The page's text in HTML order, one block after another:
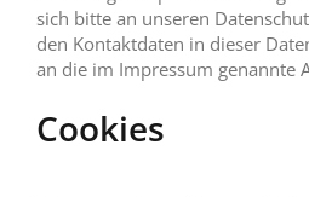
sich bitte an unseren
den Kontaktdaten in dieser
an die im Impressum genannte
Cookies